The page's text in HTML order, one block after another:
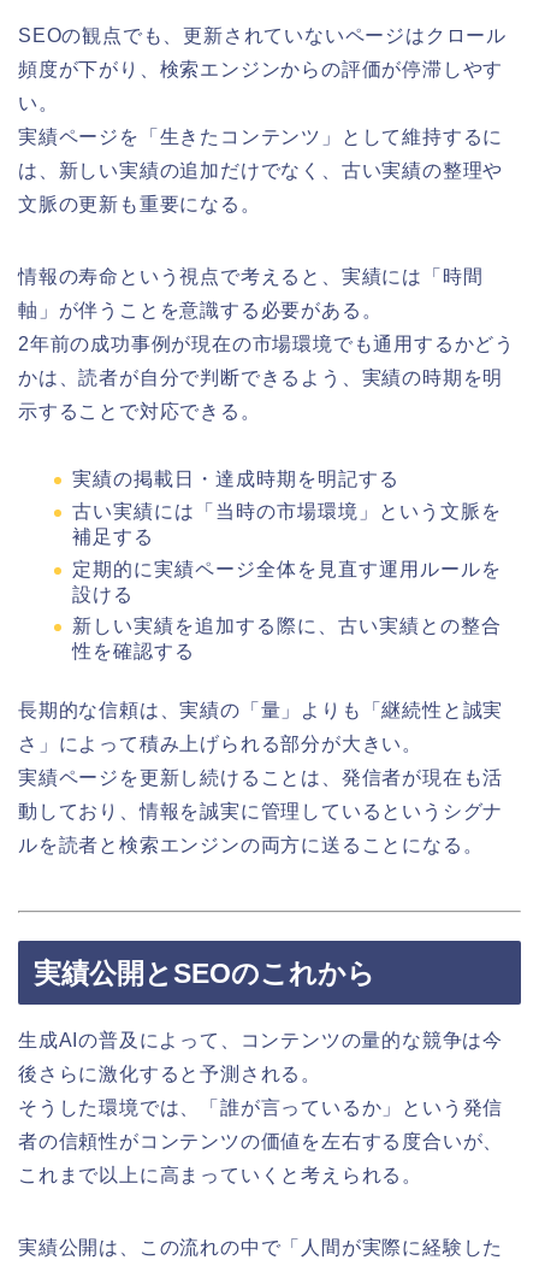
SEOの観点でも、更新されていないページはクロール
頻度が下がり、検索エンジンからの評価が停滞しやす
い。
実績ページを「生きたコンテンツ」として維持するに
は、新しい実績の追加だけでなく、古い実績の整理や
文脈の更新も重要になる。
情報の寿命という視点で考えると、実績には「時間
軸」が伴うことを意識する必要がある。
2年前の成功事例が現在の市場環境でも通用するかどう
かは、読者が自分で判断できるよう、実績の時期を明
示することで対応できる。
実績の掲載日・達成時期を明記する
古い実績には「当時の市場環境」という文脈を
補足する
定期的に実績ページ全体を見直す運用ルールを
設ける
新しい実績を追加する際に、古い実績との整合
性を確認する
長期的な信頼は、実績の「量」よりも「継続性と誠実
さ」によって積み上げられる部分が大きい。
実績ページを更新し続けることは、発信者が現在も活
動しており、情報を誠実に管理しているというシグナ
ルを読者と検索エンジンの両方に送ることになる。
実績公開とSEOのこれから
生成AIの普及によって、コンテンツの量的な競争は今
後さらに激化すると予測される。
そうした環境では、「誰が言っているか」という発信
者の信頼性がコンテンツの価値を左右する度合いが、
これまで以上に高まっていくと考えられる。
実績公開は、この流れの中で「人間が実際に経験した